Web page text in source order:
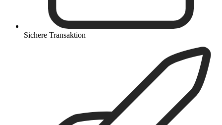
Sichere Transaktion